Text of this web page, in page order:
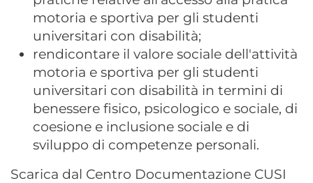
motoria e sportiva per gli studenti
universitari con disabilità;
rendicontare il valore sociale dell'attività
motoria e sportiva per gli studenti
universitari con disabilità in termini di
benessere fisico, psicologico e sociale, di
coesione e inclusione sociale e di
sviluppo di competenze personali.
Scarica dal Centro Documentazione CUSI